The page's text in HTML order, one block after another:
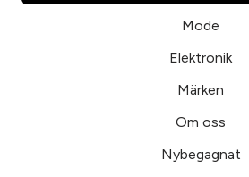
Mode
Elektronik
Märken
Om oss
Nybegagnat